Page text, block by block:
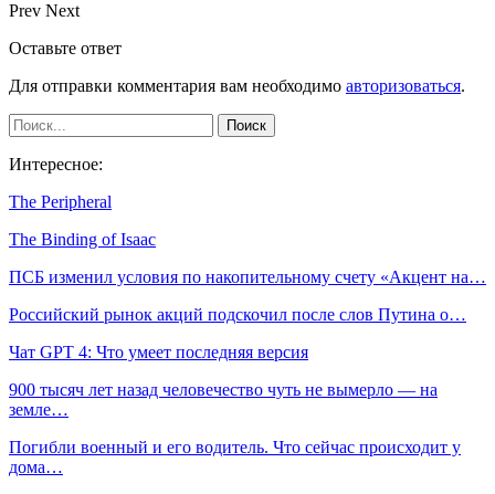
Prev Next
Оставьте ответ
Для отправки комментария вам необходимо авторизоваться.
Интересное:
The Peripheral
The Binding of Isaac
ПСБ изменил условия по накопительному счету «Акцент на…
Российский рынок акций подскочил после слов Путина о…
Чат GPT 4: Что умеет последняя версия
900 тысяч лет назад человечество чуть не вымерло — на
земле…
Погибли военный и его водитель. Что сейчас происходит у
дома…